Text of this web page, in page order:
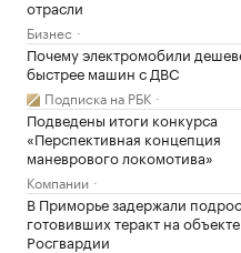
отрасли
Бизнес
Почему электромобили
быстрее машин с ДВС
Подписка на РБК
Подведены итоги конкурса
«Перспективная концепция
маневрового локомотива»
Компании
В Приморье задержали
готовивших теракт на объекте
Росгвардии